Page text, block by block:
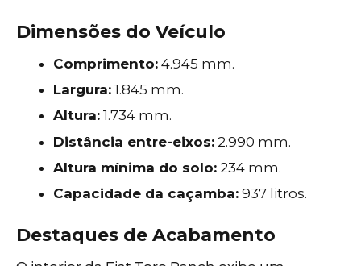
Dimensões do Veículo
Comprimento: 4.945 mm.
Largura: 1.845 mm.
Altura: 1.734 mm.
Distância entre-eixos: 2.990 mm.
Altura mínima do solo: 234 mm.
Capacidade da caçamba: 937 litros.
Destaques de Acabamento